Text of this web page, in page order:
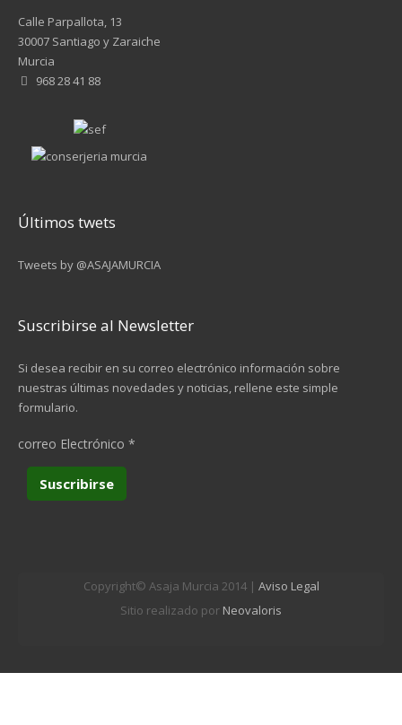
Calle Parpallota, 13
30007 Santiago y Zaraiche
Murcia
968 28 41 88
Últimos twets
Tweets by @ASAJAMURCIA
Suscribirse al Newsletter
Si desea recibir en su correo electrónico información sobre
nuestras últimas novedades y noticias, rellene este simple
formulario.
correo Electrónico *
Copyright© Asaja Murcia 2014 | Aviso Legal
Sitio realizado por Neovaloris